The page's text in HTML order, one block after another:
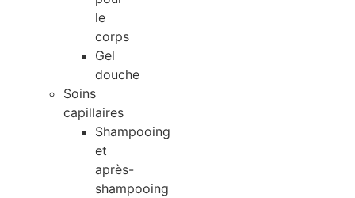
le
corps
Gel
douche
Soins
capillaires
Shampooing
et
après-
shampooing